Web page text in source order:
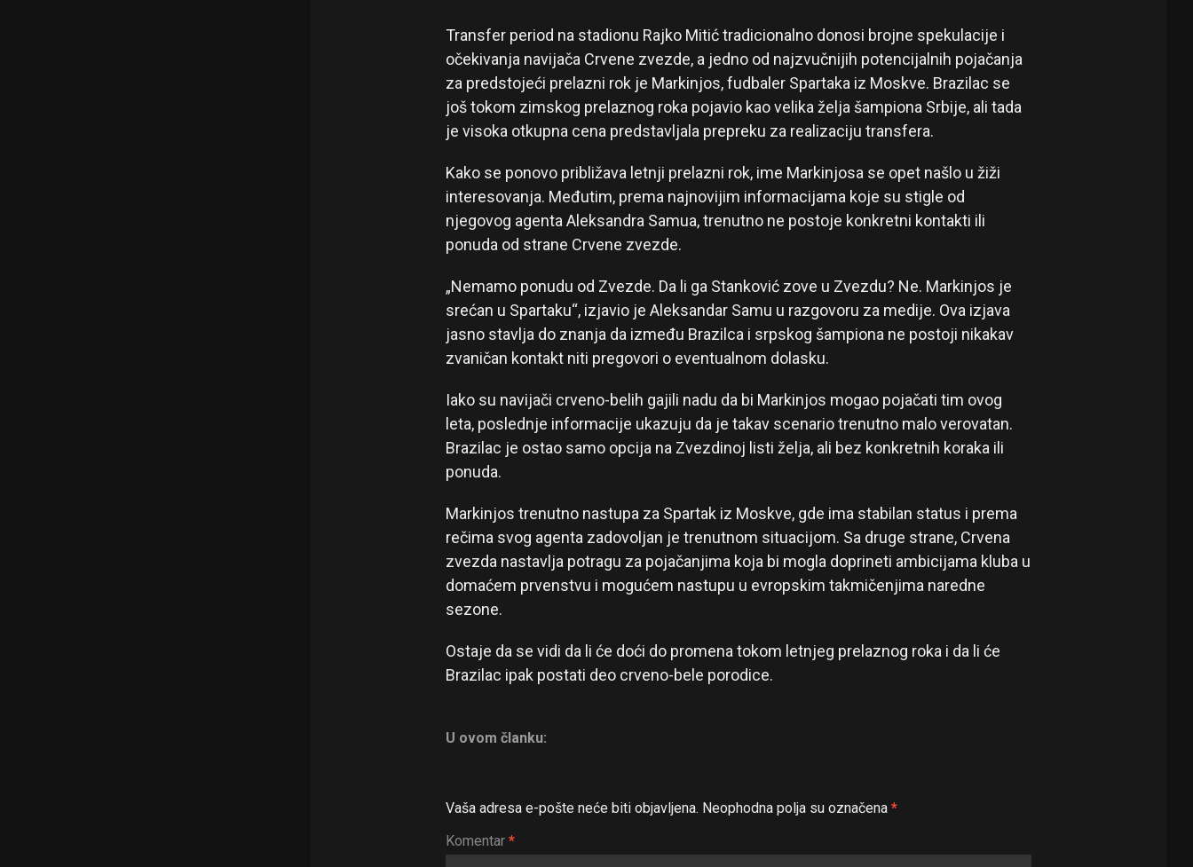
Transfer period na stadionu Rajko Mitić tradicionalno donosi brojne spekulacije i
očekivanja navijača Crvene zvezde, a jedno od najzvučnijih potencijalnih pojačanja
za predstojeći prelazni rok je Markinjos, fudbaler Spartaka iz Moskve. Brazilac se
još tokom zimskog prelaznog roka pojavio kao velika želja šampiona Srbije, ali tada
je visoka otkupna cena predstavljala prepreku za realizaciju transfera.
Kako se ponovo približava letnji prelazni rok, ime Markinjosa se opet našlo u žiži
interesovanja. Međutim, prema najnovijim informacijama koje su stigle od
njegovog agenta Aleksandra Samua, trenutno ne postoje konkretni kontakti ili
ponuda od strane Crvene zvezde.
„Nemamo ponudu od Zvezde. Da li ga Stanković zove u Zvezdu? Ne. Markinjos je
srećan u Spartaku“, izjavio je Aleksandar Samu u razgovoru za medije. Ova izjava
jasno stavlja do znanja da između Brazilca i srpskog šampiona ne postoji nikakav
zvaničan kontakt niti pregovori o eventualnom dolasku.
Iako su navijači crveno-belih gajili nadu da bi Markinjos mogao pojačati tim ovog
leta, poslednje informacije ukazuju da je takav scenario trenutno malo verovatan.
Brazilac je ostao samo opcija na Zvezdinoj listi želja, ali bez konkretnih koraka ili
ponuda.
Markinjos trenutno nastupa za Spartak iz Moskve, gde ima stabilan status i prema
rečima svog agenta zadovoljan je trenutnom situacijom. Sa druge strane, Crvena
zvezda nastavlja potragu za pojačanjima koja bi mogla doprineti ambicijama kluba u
domaćem prvenstvu i mogućem nastupu u evropskim takmičenjima naredne
sezone.
Ostaje da se vidi da li će doći do promena tokom letnjeg prelaznog roka i da li će
Brazilac ipak postati deo crveno-bele porodice.
U ovom članku:
Vaša adresa e-pošte neće biti objavljena. Neophodna polja su označena *
Komentar *